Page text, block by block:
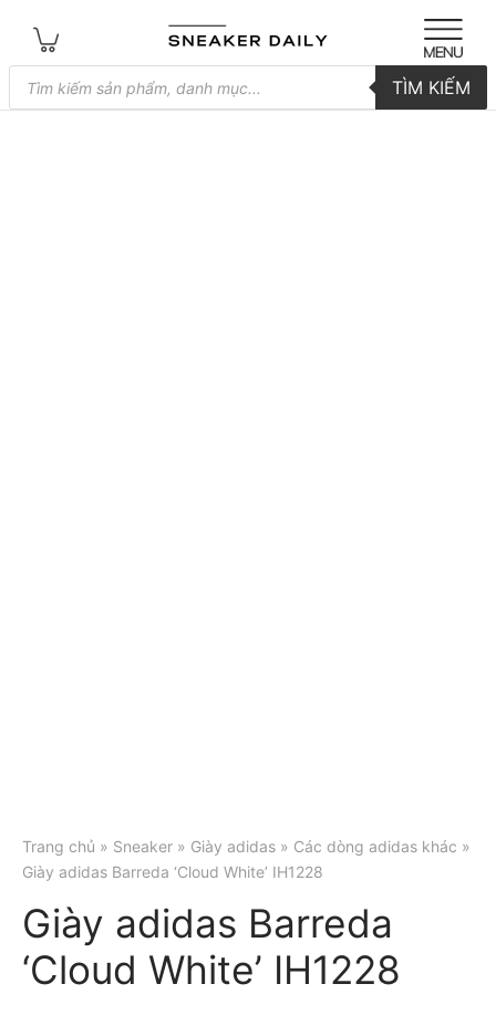
Tìm
kiếm
sản
TÌM KIẾM
Trang chủ » Sneaker » Giày adidas » Các dòng adidas khác »
Giày adidas Barreda ‘Cloud White’ IH1228
Giày adidas Barreda
‘Cloud White’ IH1228